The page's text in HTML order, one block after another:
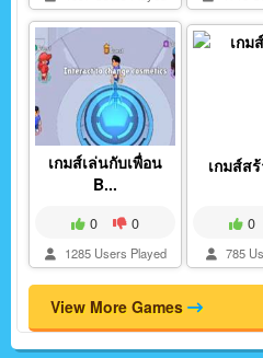
เกมส์เล่นกับเพื่อน
B...
0 0
1285 Users Played
เกมส์ส
0
785
View More Games